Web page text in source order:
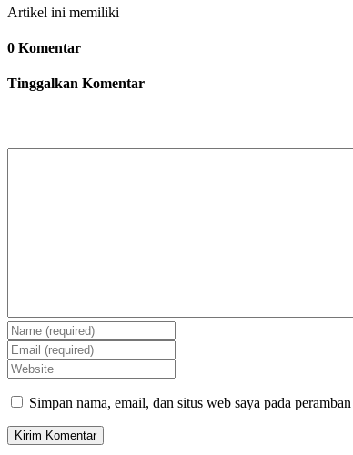
Artikel ini memiliki
0 Komentar
Tinggalkan Komentar
Simpan nama, email, dan situs web saya pada